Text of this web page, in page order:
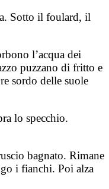
Sotto il foulard, il
l’acqua dei
puzzano di fritto e
sordo delle suole
lo specchio.
bagnato. Rimane
i fianchi. Poi alza